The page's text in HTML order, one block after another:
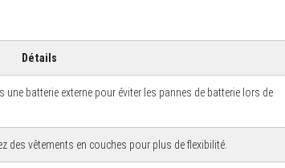
Détails
batterie externe pour éviter les pannes de batterie lors de
des vêtements en couches pour plus de flexibilité.